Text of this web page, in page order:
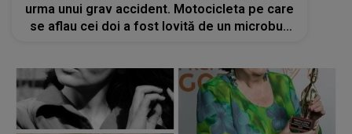
urma unui grav accident. Motocicleta pe care
se aflau cei doi a fost lovită de un microbuz